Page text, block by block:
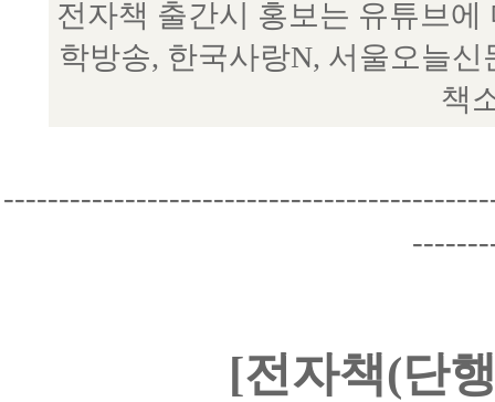
전자책 출간시 홍보는 유튜브
학방송, 한국사랑N, 서울오늘
책
[전자책(단